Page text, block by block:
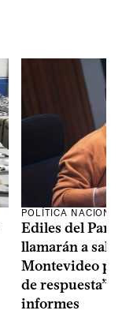
POLÍTICA
Ediles del
llamarán a sala
Montevideo
de respuesta”
informes